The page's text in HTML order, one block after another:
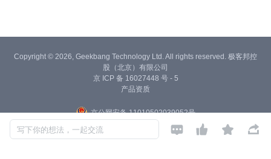
写下你的想法，一起交流    
Copyright © 2026, Geekbang Technology Ltd. All rights reserved. 极客邦控
股（北京）有限公司
京 ICP 备 16027448 号 - 5
产品资质
京公网安备 11010502039052号